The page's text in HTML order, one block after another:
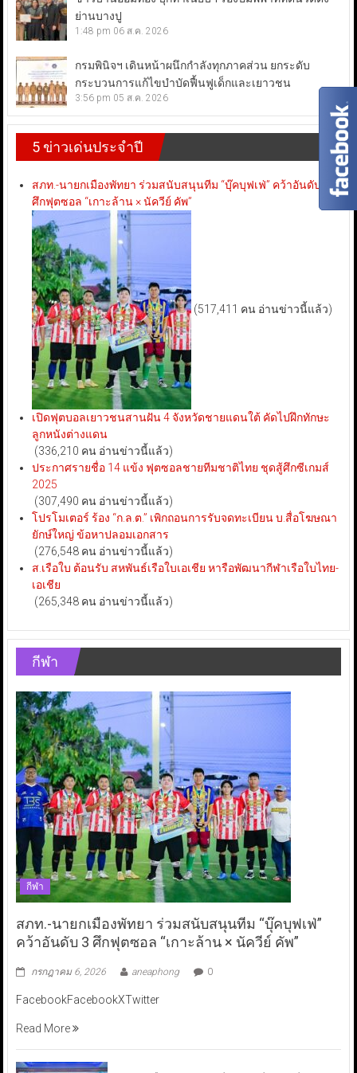
ย่านบางปู
1:48 pm 06 ส.ค. 2026
กรมพินิจฯ เดินหน้าผนึกกำลังทุกภาคส่วน ยกระดับ
กระบวนการแก้ไขบำบัดฟื้นฟูเด็กและเยาวชน
3:56 pm 05 ส.ค. 2026
5 ข่าวเด่นประจำปี
สภท.-นายกเมืองพัทยา ร่วมสนับสนุนทีม “บุ๊คบุฟเฟ่” คว้าอันดับ 3
ศึกฟุตซอล “เกาะล้าน × นัควีย์ คัพ”
(517,411 คน อ่านข่าวนี้แล้ว)
เปิดฟุตบอลเยาวชนสานฝัน 4 จังหวัดชายแดนใต้ คัดไปฝึกทักษะ
ลูกหนังต่างแดน
(336,210 คน อ่านข่าวนี้แล้ว)
ประกาศรายชื่อ 14 แข้ง ฟุตซอลชายทีมชาติไทย ชุดสู้ศึกซีเกมส์
2025
(307,490 คน อ่านข่าวนี้แล้ว)
โปรโมเตอร์ ร้อง “ก.ล.ต.” เพิกถอนการรับจดทะเบียน บ.สื่อโฆษณา
ยักษ์ใหญ่ ข้อหาปลอมเอกสาร
(276,548 คน อ่านข่าวนี้แล้ว)
ส.เรือใบ ต้อนรับ สหพันธ์เรือใบเอเชีย หารือพัฒนากีฬาเรือใบไทย-
เอเชีย
(265,348 คน อ่านข่าวนี้แล้ว)
กีฬา
กีฬา
สภท.-นายกเมืองพัทยา ร่วมสนับสนุนทีม “บุ๊คบุฟเฟ่”
คว้าอันดับ 3 ศึกฟุตซอล “เกาะล้าน × นัควีย์ คัพ”
กรกฎาคม 6, 2026 aneaphong 0
FacebookFacebookXTwitter
Read More